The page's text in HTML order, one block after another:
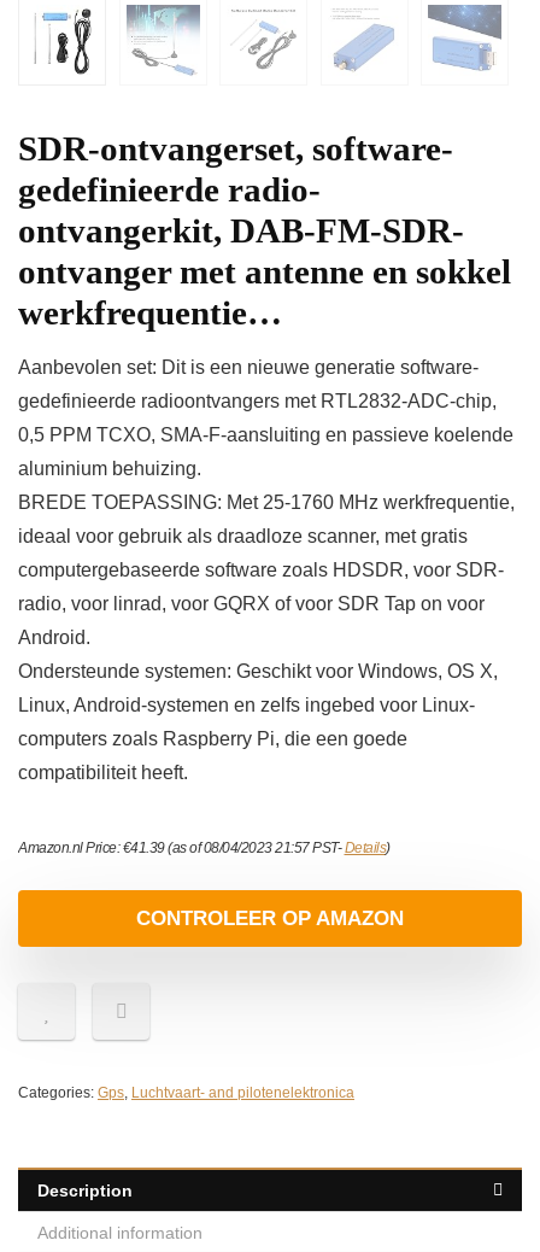
SDR-ontvangerset, software-
gedefinieerde radio-
ontvangerkit, DAB-FM-SDR-
ontvanger met antenne en sokkel
werkfrequentie…
Aanbevolen set: Dit is een nieuwe generatie software-
gedefinieerde radioontvangers met RTL2832-ADC-chip,
0,5 PPM TCXO, SMA-F-aansluiting en passieve koelende
aluminium behuizing.
BREDE TOEPASSING: Met 25-1760 MHz werkfrequentie,
ideaal voor gebruik als draadloze scanner, met gratis
computergebaseerde software zoals HDSDR, voor SDR-
radio, voor linrad, voor GQRX of voor SDR Tap on voor
Android.
Ondersteunde systemen: Geschikt voor Windows, OS X,
Linux, Android-systemen en zelfs ingebed voor Linux-
computers zoals Raspberry Pi, die een goede
compatibiliteit heeft.
Amazon.nl Price:€41.39(as of 08/04/2023 21:57 PST-Details)
CONTROLEER OP AMAZON
Categories: Gps, Luchtvaart- and pilotenelektronica
Description
Additional information